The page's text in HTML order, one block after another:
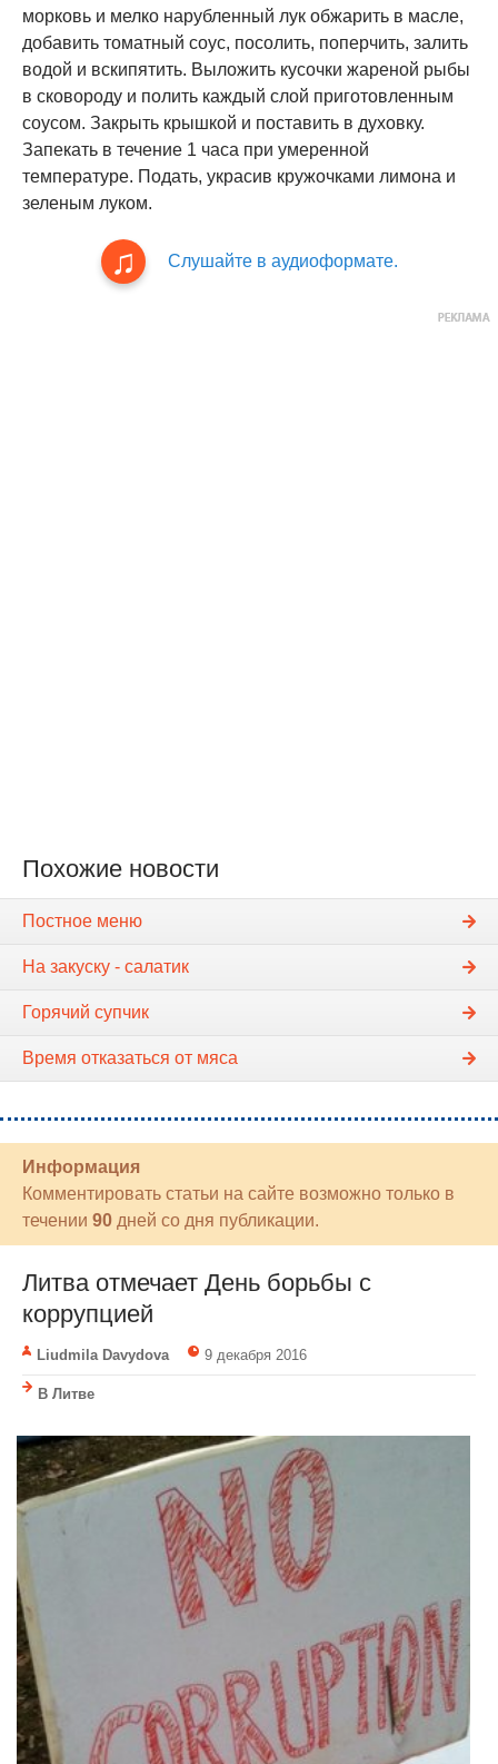
морковь и мелко нарубленный лук обжарить в масле,
добавить томатный соус, посолить, поперчить, залить
водой и вскипятить. Выложить кусочки жареной рыбы
в сковороду и полить каждый слой приготовленным
соусом. Закрыть крышкой и поставить в духовку.
Запекать в течение 1 часа при умеренной
температуре. Подать, украсив кружочками лимона и
зеленым луком.
Слушайте в аудиоформате.
Похожие новости
Постное меню
На закуску - салатик
Горячий супчик
Время отказаться от мяса
Информация
Комментировать статьи на сайте возможно только в
течении 90 дней со дня публикации.
Литва отмечает День борьбы с
коррупцией
Liudmila Davydova 9 декабря 2016
В Литве